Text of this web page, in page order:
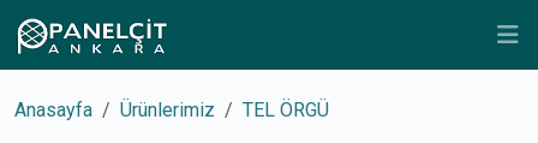
Anasayfa Ürünlerimiz TEL ÖRGÜ